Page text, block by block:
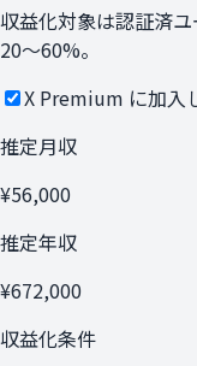
収益化対象は認証済
20〜60%。
X Premium に加入
推定月収
¥56,000
推定年収
¥672,000
収益化条件